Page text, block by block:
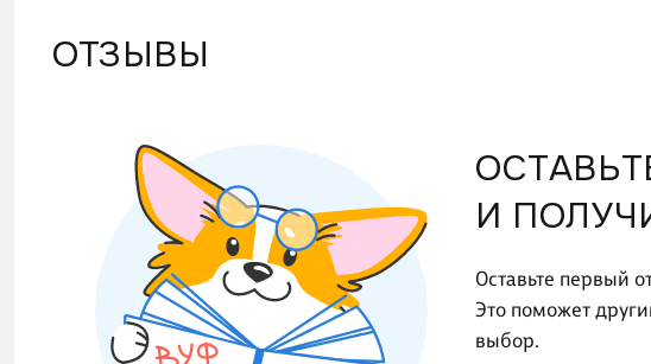
ОТЗЫВЫ
И
Оставьте первый
Это поможет
выбор.